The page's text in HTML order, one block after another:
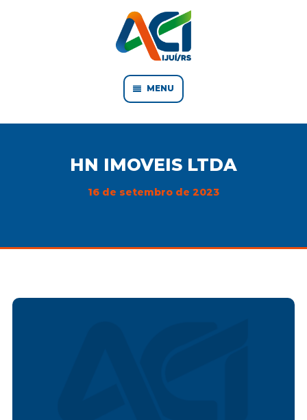
MENU
HN IMOVEIS LTDA
16 de setembro de 2023